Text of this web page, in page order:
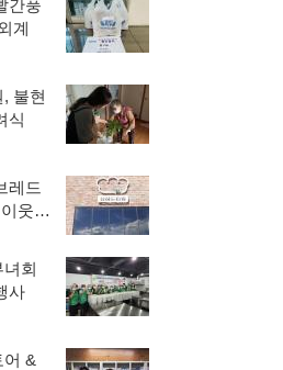
간풍
계
불현
식
레드
이웃…
회
사
어 &